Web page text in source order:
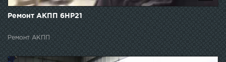
Ремонт АКПП 6HР21
Ремонт АКПП